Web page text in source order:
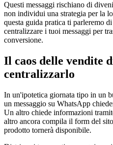
Questi messaggi rischiano di
non individui una strategia per la
questa guida pratica ti parleremo
centralizzare i tuoi messaggi per
conversione.
Il caos delle vendite
centralizzarlo
In un'ipotetica giornata tipo in un
un messaggio su WhatsApp
Un altro chiede informazioni
altro ancora compila il form del
prodotto tornerà disponibile.